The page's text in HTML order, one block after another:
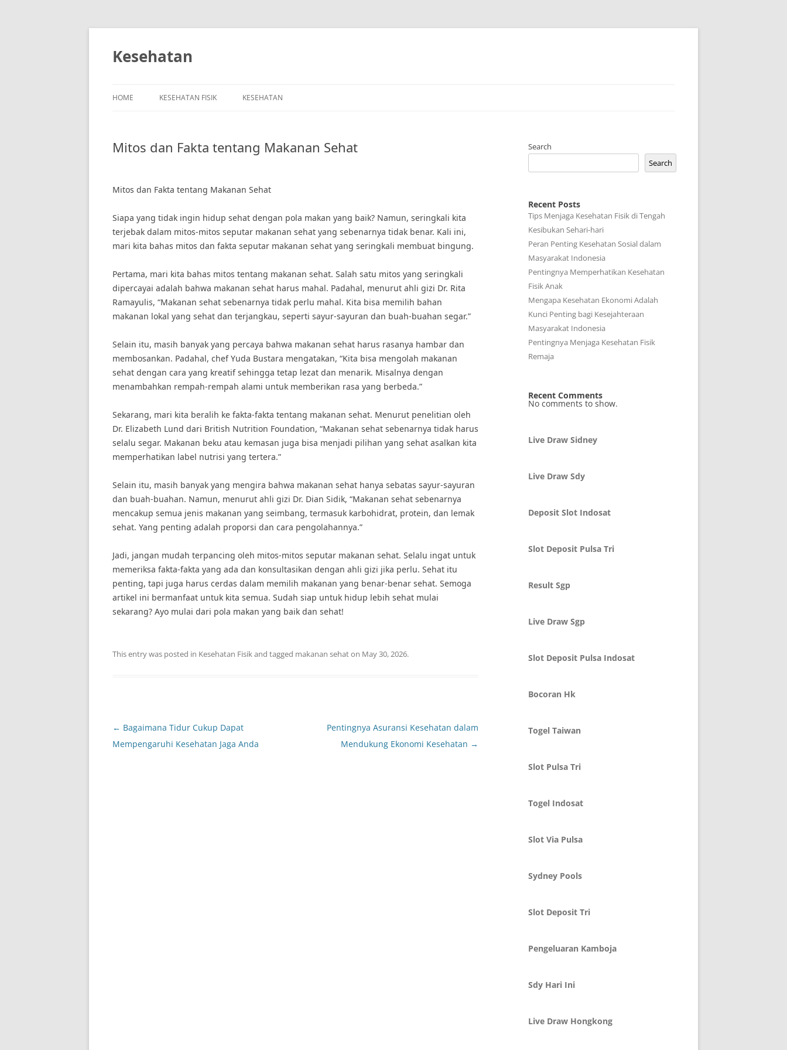
Skip
Kesehatan
HOME KESEHATAN FISIK KESEHATAN
Mitos dan Fakta tentang Makanan Sehat
Mitos dan Fakta tentang Makanan Sehat
Siapa yang tidak ingin hidup sehat dengan pola makan yang baik? Namun, seringkali kita
terjebak dalam mitos-mitos seputar makanan sehat yang sebenarnya tidak benar. Kali ini,
mari kita bahas mitos dan fakta seputar makanan sehat yang seringkali membuat bingung.
Pertama, mari kita bahas mitos tentang makanan sehat. Salah satu mitos yang seringkali
dipercayai adalah bahwa makanan sehat harus mahal. Padahal, menurut ahli gizi Dr. Rita
Ramayulis, “Makanan sehat sebenarnya tidak perlu mahal. Kita bisa memilih bahan
makanan lokal yang sehat dan terjangkau, seperti sayur-sayuran dan buah-buahan segar.”
Selain itu, masih banyak yang percaya bahwa makanan sehat harus rasanya hambar dan
membosankan. Padahal, chef Yuda Bustara mengatakan, “Kita bisa mengolah makanan
sehat dengan cara yang kreatif sehingga tetap lezat dan menarik. Misalnya dengan
menambahkan rempah-rempah alami untuk memberikan rasa yang berbeda.”
Sekarang, mari kita beralih ke fakta-fakta tentang makanan sehat. Menurut penelitian oleh
Dr. Elizabeth Lund dari British Nutrition Foundation, “Makanan sehat sebenarnya tidak harus
selalu segar. Makanan beku atau kemasan juga bisa menjadi pilihan yang sehat asalkan kita
memperhatikan label nutrisi yang tertera.”
Selain itu, masih banyak yang mengira bahwa makanan sehat hanya sebatas sayur-sayuran
dan buah-buahan. Namun, menurut ahli gizi Dr. Dian Sidik, “Makanan sehat sebenarnya
mencakup semua jenis makanan yang seimbang, termasuk karbohidrat, protein, dan lemak
sehat. Yang penting adalah proporsi dan cara pengolahannya.”
Jadi, jangan mudah terpancing oleh mitos-mitos seputar makanan sehat. Selalu ingat untuk
memeriksa fakta-fakta yang ada dan konsultasikan dengan ahli gizi jika perlu. Sehat itu
penting, tapi juga harus cerdas dalam memilih makanan yang benar-benar sehat. Semoga
artikel ini bermanfaat untuk kita semua. Sudah siap untuk hidup lebih sehat mulai
sekarang? Ayo mulai dari pola makan yang baik dan sehat!
This entry was posted in Kesehatan Fisikand tagged makanan sehaton May 30, 2026.
Post
navigation
← Bagaimana Tidur Cukup Dapat
Mempengaruhi Kesehatan Jaga Anda
Pentingnya Asuransi Kesehatan dalam
Mendukung Ekonomi Kesehatan →
Search
Search
Recent Posts
Tips Menjaga Kesehatan Fisik di Tengah
Kesibukan Sehari-hari
Peran Penting Kesehatan Sosial dalam
Masyarakat Indonesia
Pentingnya Memperhatikan Kesehatan
Fisik Anak
Mengapa Kesehatan Ekonomi Adalah
Kunci Penting bagi Kesejahteraan
Masyarakat Indonesia
Pentingnya Menjaga Kesehatan Fisik
Remaja
Recent Comments
No comments to show.
Live Draw Sidney
Live Draw Sdy
Deposit Slot Indosat
Slot Deposit Pulsa Tri
Result Sgp
Live Draw Sgp
Slot Deposit Pulsa Indosat
Bocoran Hk
Togel Taiwan
Slot Pulsa Tri
Togel Indosat
Slot Via Pulsa
Sydney Pools
Slot Deposit Tri
Pengeluaran Kamboja
Sdy Hari Ini
Live Draw Hongkong